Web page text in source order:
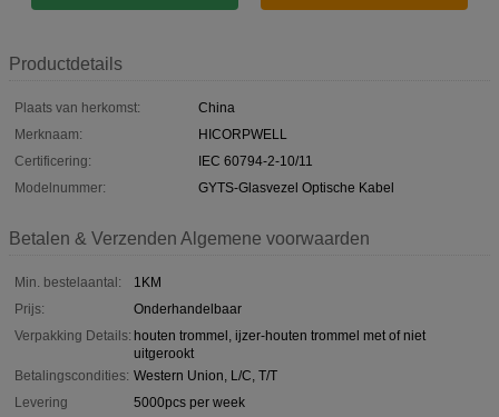
Productdetails
Plaats van herkomst:
China
Merknaam:
HICORPWELL
Certificering:
IEC 60794-2-10/11
Modelnummer:
GYTS-Glasvezel Optische Kabel
Betalen & Verzenden Algemene voorwaarden
Min. bestelaantal:
1KM
Prijs:
Onderhandelbaar
Verpakking Details: houten trommel, ijzer-houten trommel met of niet
uitgerookt
Betalingscondities: Western Union, L/C, T/T
Levering
5000pcs per week